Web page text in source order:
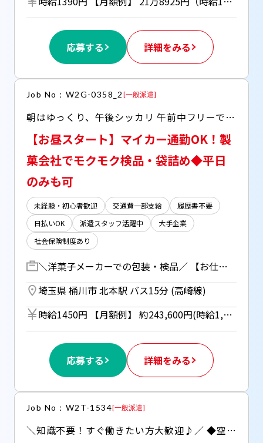
応募する 詳細をみる
Job No：W2G-0358_2 [一般派遣]
朝はゆっくり、午後シッカリ 午前中フリーで働きやすい♪ ◆大手ギフト洋菓子会社で長期のお仕事 ◆送迎あり、マイカーでの通勤も可
【お昼スタート】マイカー通勤OK！製
菓会社でモクモク検品・袋詰め◆平日
のみも可
未経験・初心者歓迎 交通費一部支給
履歴書不要
日払いOK
派遣スタッフ活躍中
大手企業
社会保険制度あり
＼洋菓子メーカーでの包装・検品／ 【お仕事の内容】 百貨店で人気のお菓子を 箱に詰めたりチェックする作業。 ・お菓子の割れ・欠けチェック ・個包装された商品の箱詰め ・完成した箱へのシール貼り ・作業スペースの簡単な清掃 難しい機械操作はありません。 「もくもく作業が好き」 「お菓子が好き」な方に最適！ 20名以上のチーム制なので、 困った時はすぐに相談できます。 【ここがポイント】 ・高時給1450円で効率よく稼げる ・13時出勤なので朝の混雑なし ・無料駐車場完備でマイカー通勤◎
埼玉県 桶川市 北本駅 バス15分 (高崎線)
時給1450円 【月額例】 約243,600円(時給1,450円×実働8h×21日) ※月額例は一例であり、保証するものではありません。 ※車通勤の場合はガソリン代支給（規定あり） ◆週払い（規定あり）利用OK！※ご本人様からお仕事紹介時に申請があった場合のみ適用（初回2ヵ月間のみ、以降月払い制。マイナンバー＆扶養控除申告書の提出が必要です。）
応募する 詳細をみる
Job No：W2T-1534[一般派遣]
＼知識不要！すぐ働きたい方大歓迎♪／ ◆空調完備！季節問わず快適な職場環境＾＾ ◆駅から送迎バスあり！自転車、バイクもOK（駐輪場あり）